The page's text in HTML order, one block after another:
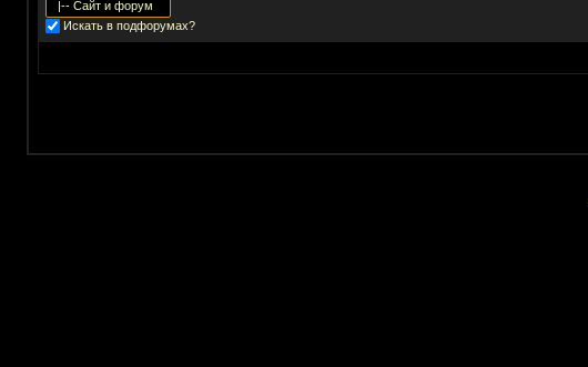
Искать в подфорумах?